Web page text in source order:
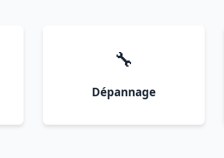
🔧
Dépannage